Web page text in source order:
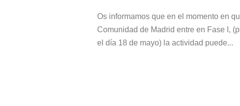
Os informamos que en el momento en
Comunidad de Madrid entre en Fase I,
el día 18 de mayo) la actividad puede...